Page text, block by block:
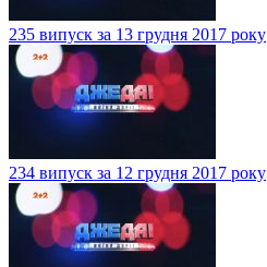
235 випуск за 13 грудня 2017 року
234 випуск за 12 грудня 2017 року